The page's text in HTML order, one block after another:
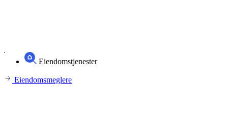
Eiendomstjenester
Eiendomsmeglere